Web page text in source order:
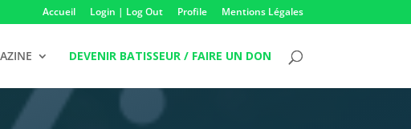
Accueil Login | Log Out Profile Mentions Légales
DEVENIR BATISSEUR / FAIRE UN DON